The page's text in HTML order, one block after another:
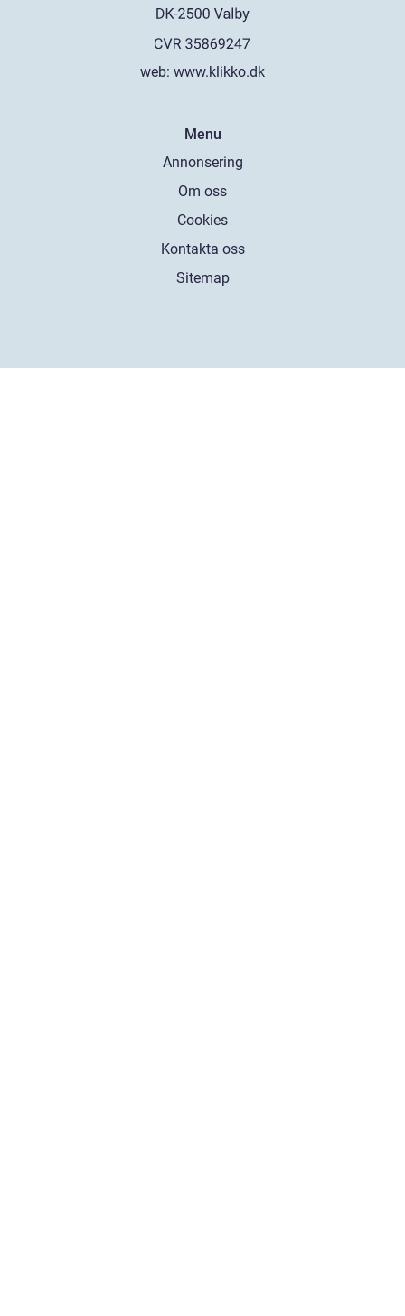
web: www.klikko.dk
Menu
Annonsering
Om oss
Cookies
Kontakta oss
Sitemap